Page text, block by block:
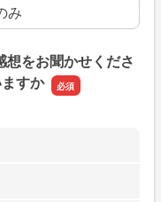
み
をお聞かせくださ
すか